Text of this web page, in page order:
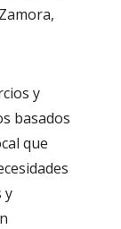
y
basados
que
y